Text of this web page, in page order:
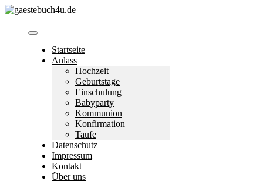
Skip
content
Startseite
Anlass
Hochzeit
Geburtstage
Einschulung
Babyparty
Kommunion
Konfirmation
Taufe
Datenschutz
Impressum
Kontakt
Über uns